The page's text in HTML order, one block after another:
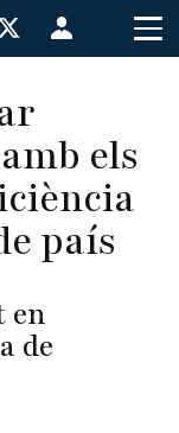
Menú
de
usuario
els
país
en
de